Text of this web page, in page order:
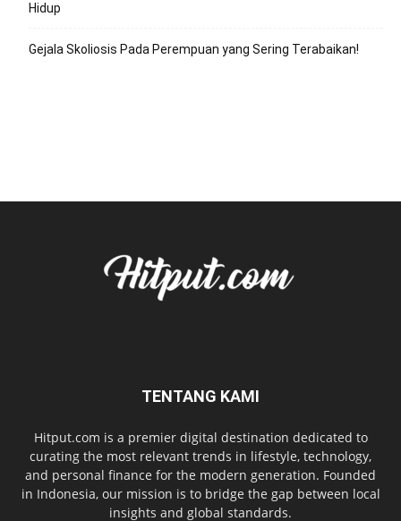
Hidup
Gejala Skoliosis Pada Perempuan yang Sering Terabaikan!
TENTANG KAMI
Hitput.com is a premier digital destination dedicated to
curating the most relevant trends in lifestyle, technology,
and personal finance for the modern generation. Founded
in Indonesia, our mission is to bridge the gap between local
insights and global standards.